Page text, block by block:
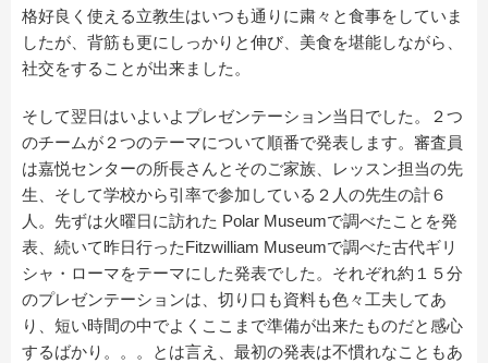
格好良く使える立教生はいつも通りに粛々と食事をしていま
したが、背筋も更にしっかりと伸び、美食を堪能しながら、
社交をすることが出来ました。
そして翌日はいよいよプレゼンテーション当日でした。２つ
のチームが２つのテーマについて順番で発表します。審査員
は嘉悦センターの所長さんとそのご家族、レッスン担当の先
生、そして学校から引率で参加している２人の先生の計６
人。先ずは火曜日に訪れた Polar Museumで調べたことを発
表、続いて昨日行ったFitzwilliam Museumで調べた古代ギリ
シャ・ローマをテーマにした発表でした。それぞれ約１５分
のプレゼンテーションは、切り口も資料も色々工夫してあ
り、短い時間の中でよくここまで準備が出来たものだと感心
するばかり。。。とは言え、最初の発表は不慣れなこともあ